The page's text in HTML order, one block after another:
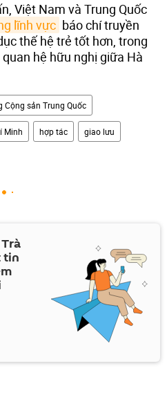
Việt Nam và Trung Quốc
lĩnh vực báo chí truyền
thế hệ trẻ tốt hơn, trong
hệ hữu nghị giữa Hà
Cộng sản Trung Quốc
Minh hợp tác giao lưu
Trà
tin